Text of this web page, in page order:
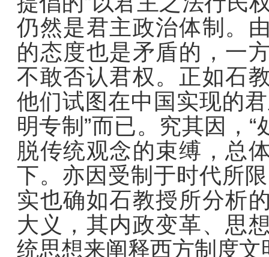
仍然是君主政治体制。
的态度也是矛盾的，一
不敢否认君权。正如石
他们试图在中国实现的
明专制”而已。究其因，
脱传统观念的束缚，总
下。亦因受制于时代所
实也确如石教授所分析
大义，其内政变革、思
统思想来阐释西方制度文